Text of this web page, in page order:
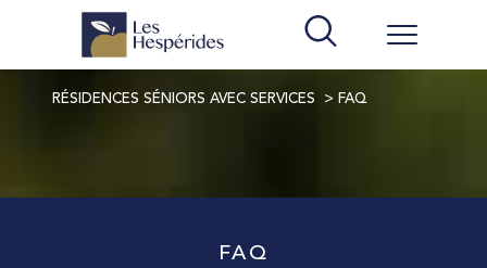
RÉSIDENCES SÉNIORS AVEC SERVICES FAQ
FAQ